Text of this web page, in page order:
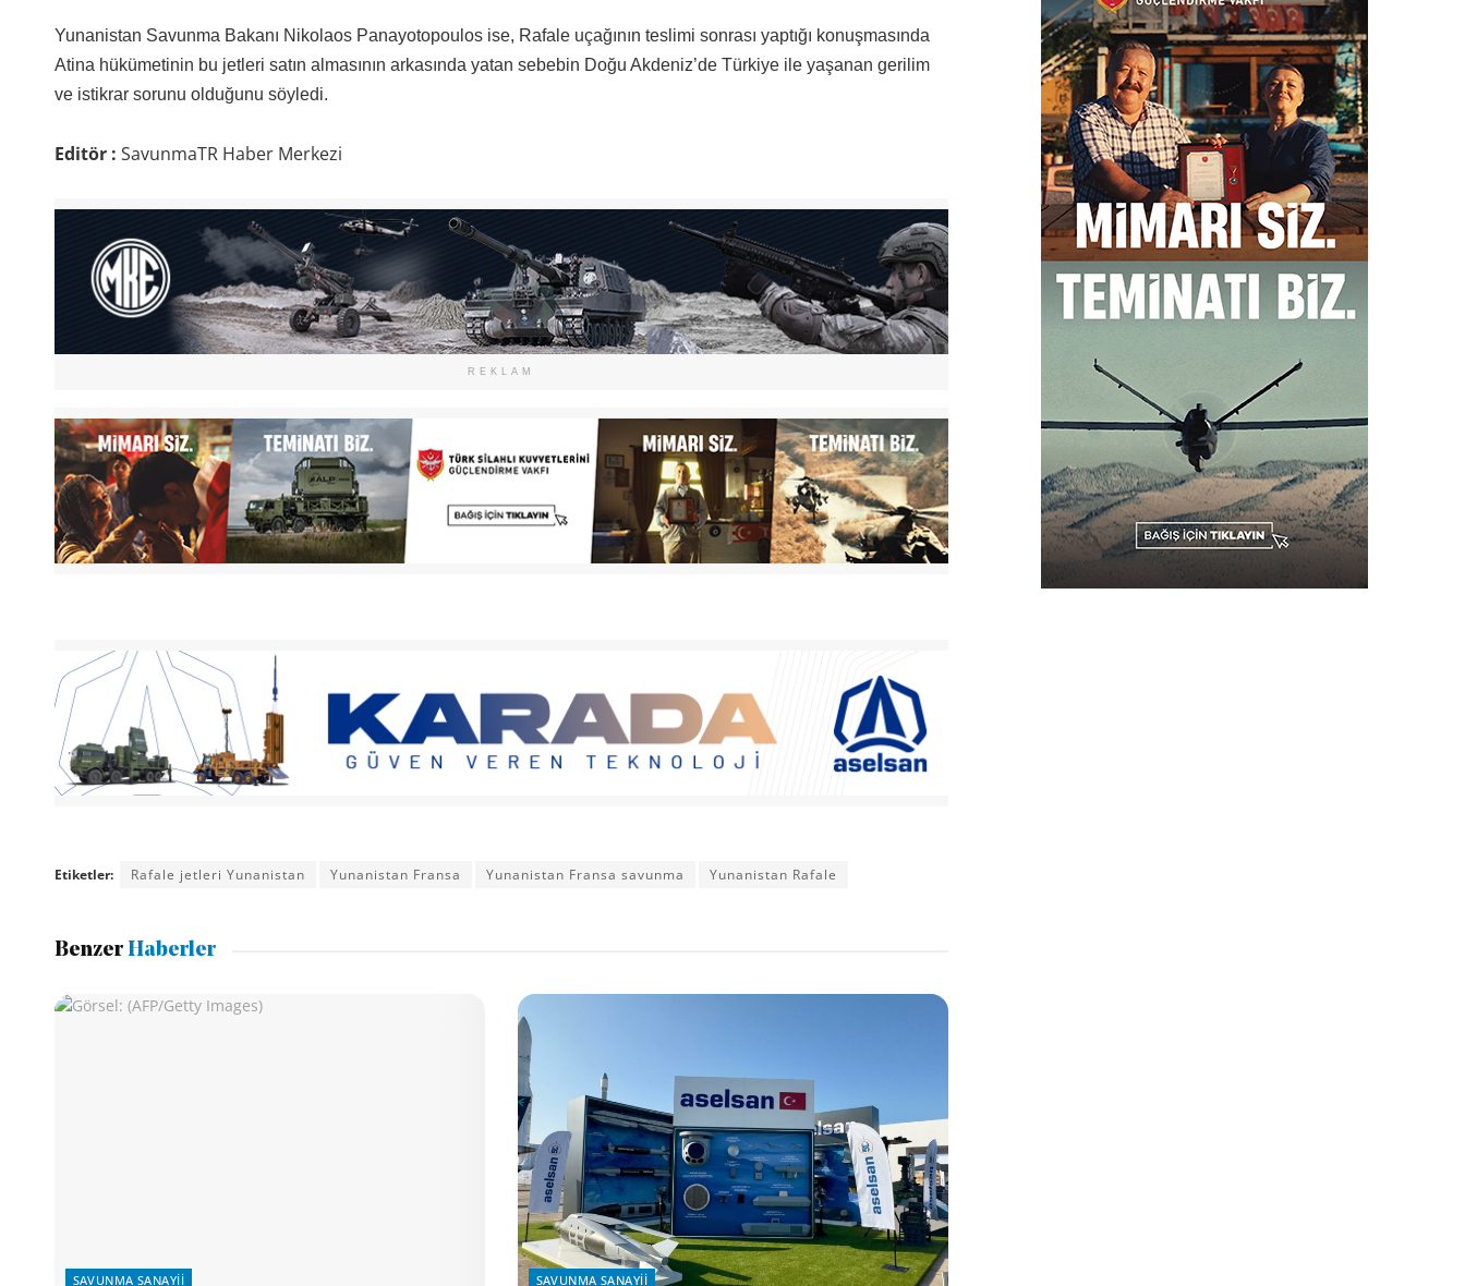
Yunanistan Savunma Bakanı Nikolaos Panayotopoulos ise, Rafale uçağının teslimi sonrası yaptığı konuşmasında
Atina hükümetinin bu jetleri satın almasının arkasında yatan sebebin Doğu Akdeniz’de Türkiye ile yaşanan gerilim
ve istikrar sorunu olduğunu söyledi.
Editör : SavunmaTR Haber Merkezi
REKLAM
Etiketler: Rafale jetleri Yunanistan Yunanistan Fransa Yunanistan Fransa savunma Yunanistan Rafale
BenzerHaberler
SAVUNMA SANAYII SAVUNMA SANAYII